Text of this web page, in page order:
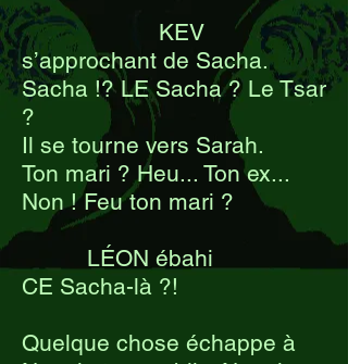
KEV
s’approchant de Sacha.
Sacha !? LE Sacha ? Le Tsar
?
Il se tourne vers Sarah.
Ton mari ? Heu... Ton ex...
Non ! Feu ton mari ?
LÉON ébahi
CE Sacha-là ?!
Quelque chose échappe à